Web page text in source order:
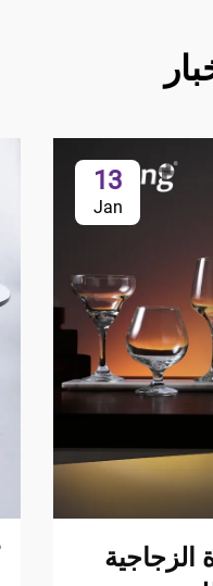
13
Jan
الزجاجية